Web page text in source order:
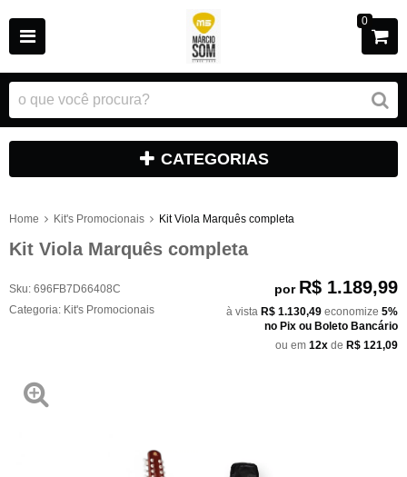
0
CATEGORIAS
Home Kit's Promocionais Kit Viola Marquês completa
Kit Viola Marquês completa
Sku: 696FB7D66408C
Categoria: Kit's Promocionais
por R$ 1.189,99
à vista R$ 1.130,49 economize 5%
no Pix ou Boleto Bancário
ou em 12x de R$ 121,09